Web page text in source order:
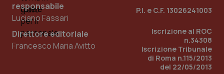
responsabile
Luciano Fassari
Direttore editoriale
Francesco Maria Avitto
P.I. e C.F. 13026241003
Iscrizione al ROC
n.34308
Iscrizione Tribunale
di Roma n.115/2013
del 22/05/2013
www.quotidianosanita.it